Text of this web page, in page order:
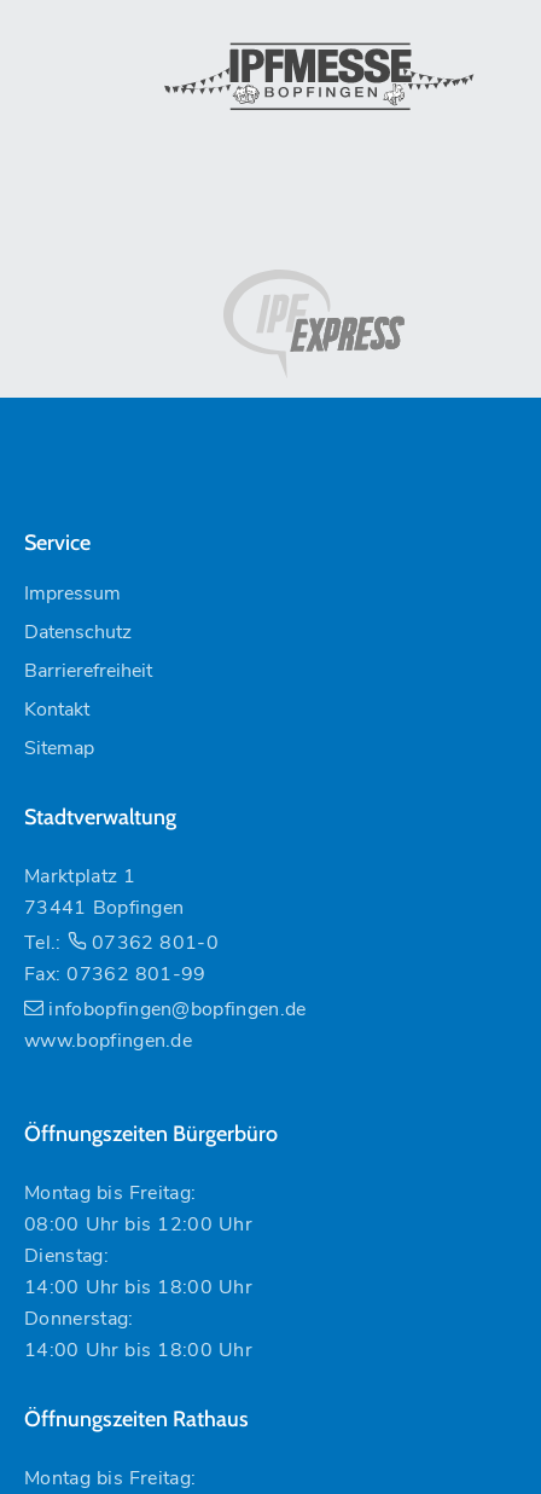
Service
Impressum
Datenschutz
Barrierefreiheit
Kontakt
Sitemap
Stadtverwaltung
Marktplatz 1
73441 Bopfingen
Tel.:
07362 801-0
Fax: 07362 801-99
infobopfingen@bopfingen.de
www.bopfingen.de
Öffnungszeiten Bürgerbüro
Montag bis Freitag:
08:00 Uhr bis 12:00 Uhr
Dienstag:
14:00 Uhr bis 18:00 Uhr
Donnerstag:
14:00 Uhr bis 18:00 Uhr
Öffnungszeiten Rathaus
Montag bis Freitag: